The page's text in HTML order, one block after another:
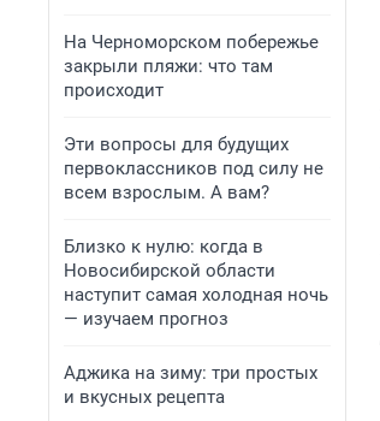
На Черноморском побережье
закрыли пляжи: что там
происходит
Эти вопросы для будущих
первоклассников под силу не
всем взрослым. А вам?
Близко к нулю: когда в
Новосибирской области
наступит самая холодная ночь
— изучаем прогноз
Аджика на зиму: три простых
и вкусных рецепта